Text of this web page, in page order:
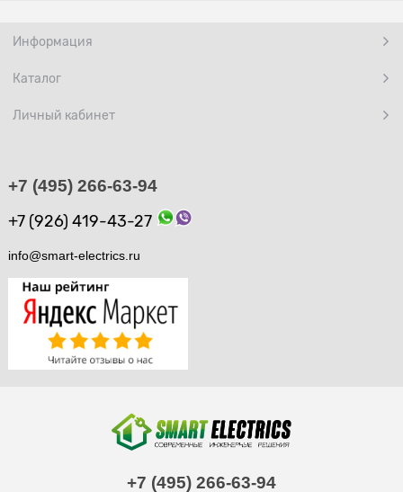
Информация
Каталог
Личный кабинет
+7 (495) 266-63-94
+7 (926) 419-43-27
info@smart-electrics.ru
+7 (495) 266-63-94